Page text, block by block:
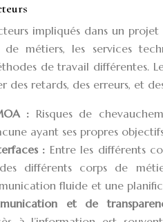
impliqués dans un
de métiers, les services
de travail différentes.
des retards, des erreurs, et
: Risques de
ayant ses propres
: Entre les différents
différents corps de
fluide et une
et de